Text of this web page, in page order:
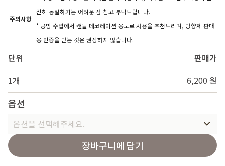
주의사항
전히 동일하기는 어려운 점 참고 부탁드립니다.
* 공방 수업에서 캔들 데코레이션 용도로 사용을 추천드리며, 방향제 판매
용 인증을 받는 것은 권장하지 않습니다.
단위
판매가
1개
6,200 원
옵션
옵션을 선택해주세요.
장바구니에 담기